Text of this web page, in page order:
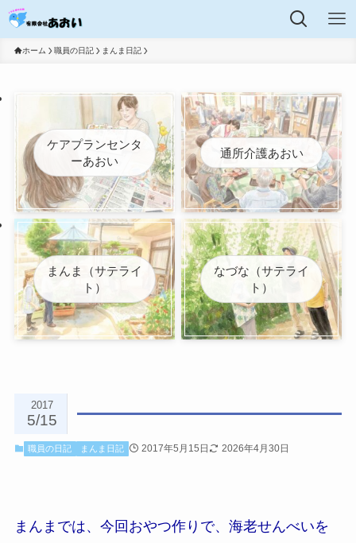
ホーム 職員の日記 まんま日記
ケアプランセンタ
ーあおい
通所介護あおい
まんま（サテライ
ト）
なづな（サテライ
ト）
2017
5/15
職員の日記 まんま日記 2017年5月15日 2026年4月30日
まんまでは、今回おやつ作りで、海老せんべいを